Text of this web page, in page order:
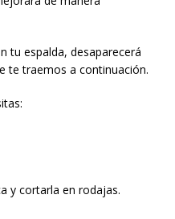
tu espalda, desaparecerá
te traemos a continuación.
y cortarla en rodajas.